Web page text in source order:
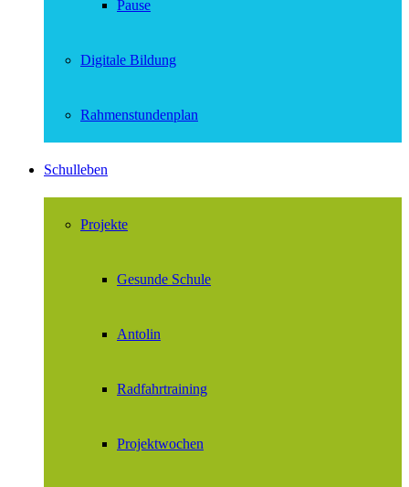
Pause
Digitale Bildung
Rahmenstundenplan
Schulleben
Projekte
Gesunde Schule
Antolin
Radfahrtraining
Projektwochen